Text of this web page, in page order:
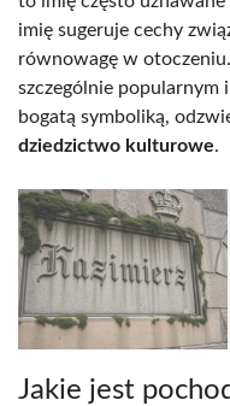
imię sugeruje cechy
równowagę w
szczególnie popularnym
bogatą symboliką,
dziedzictwo kulturowe.
Jakie jest